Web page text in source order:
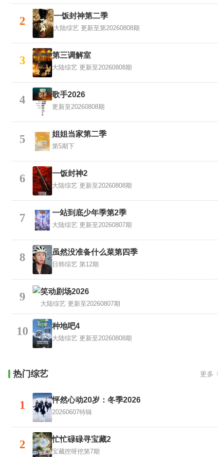
2 一饭封神第二季
大陆综艺 更新至第20260808期
3 第三调解室
大陆综艺 更新至20260808期
4 歌手2026
更新至20260808期
5 姐姐当家第二季
第5期下
6 一饭封神2
大陆综艺 更新至20260808期
7 一站到底少年季第2季
大陆综艺 更新至20260807期
8 虽然没准备什么菜第四季
日韩综艺 第12期
9 笑动剧场2026
大陆综艺 更新至20260807期
10 种地吧4
大陆综艺 更新至20260808期
热门综艺 更多
1 怦然心动20岁：冬季2026
20260607特辑
2 忙忙碌碌寻宝藏2
宝藏挖呀挖第7期